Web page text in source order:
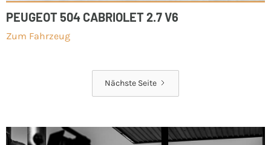
PEUGEOT 504 CABRIOLET 2.7 V6
Zum Fahrzeug
Nächste Seite